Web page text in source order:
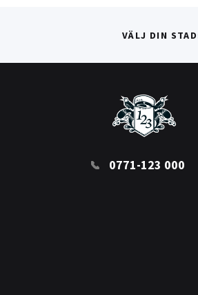
VÄLJ DIN
0771-123 000